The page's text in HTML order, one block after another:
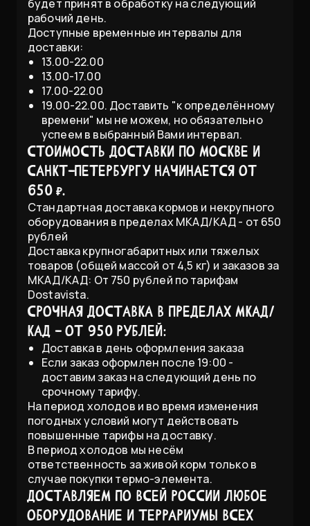
будет принят в обработку на следующий
рабочий день.
Доступные временные интервалы для
доставки:
13.00-22.00
13.00-17.00
17.00-22.00
19.00-22.00. Доставить "к определённому
времени" мы не можем, но обязательно
успеем в выбранный Вами интервал.
Стоимость доставки по Москве и
Санкт-Петербургу начинается от
650 ₽.
Стандартная доставка кормов и некрупного
оборудования в пределах МКАД/КАД - от 650
рублей
Доставка крупногабаритных или тяжелых
товаров (общей массой от 4,5 кг) и заказов за
МКАД/КАД: От 750 рублей по тарифам
Dostavista.
Срочная доставка в пределах МКАД/
КАД - от 950 рублей:
Доставка в день оформления заказа
Если заказ оформлен после 19:00 -
доставим заказ на следующий день по
срочному тарифу.
На период холодов и во время изменения
погодных условий могут действовать
повышенные тарифы на доставку.
В период холодов мы несём
ответственность за живой корм только в
случае покупки термо-элемента.
Доставляем по всей России любое
оборудование и террариумы всех